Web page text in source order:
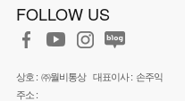
FOLLOW US
상호 : ㈜월비통상 대표이사 : 손주익
주소 :